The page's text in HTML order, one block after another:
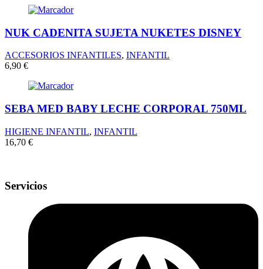
NUK CADENITA SUJETA NUKETES DISNEY
ACCESORIOS INFANTILES, INFANTIL
6,90 €
SEBA MED BABY LECHE CORPORAL 750ML
HIGIENE INFANTIL, INFANTIL
16,70 €
Servicios